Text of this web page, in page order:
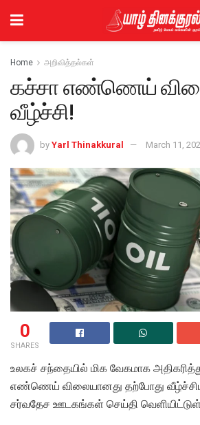
Home அறிவித்தல்கள்
கச்சா எண்ணெய்
வீழ்ச்சி!
by Yarl Thinakkural March 11,
0
SHARES
உலகச் சந்தையில் மிக வேகமாக
எண்ணெய் விலையானது தற்போது
சர்வதேச ஊடகங்கள் செய்தி